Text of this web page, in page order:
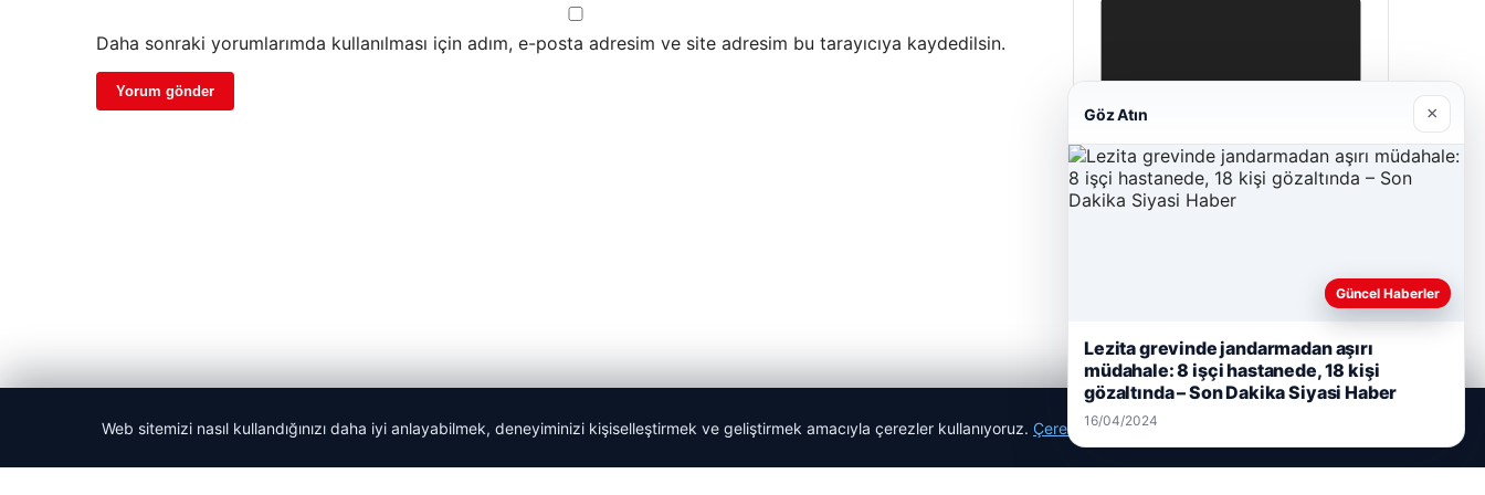
Daha sonraki yorumlarımda kullanılması için adım, e-posta adresim ve site adresim bu tarayıcıya kaydedilsin.
Web sitemizi nasıl kullandığınızı daha iyi anlayabilmek, deneyiminizi kişiselleştirmek ve geliştirmek amacıyla çerezler kullanıyoruz. Çerez Politikamız
Göz Atın ×
Güncel Haberler
Lezita grevinde jandarmadan aşırı
müdahale: 8 işçi hastanede, 18 kişi
gözaltında – Son Dakika Siyasi Haber
16/04/2024